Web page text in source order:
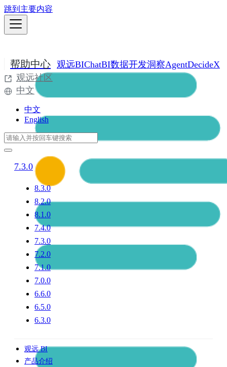
跳到主要内容
帮助中心 观远BIChatBI数据开发洞察AgentDecideX
观远社区
中文
中文
English
7.3.0
8.3.0
8.2.0
8.1.0
7.4.0
7.3.0
7.2.0
7.1.0
7.0.0
6.6.0
6.5.0
6.3.0
观远 BI
产品介绍